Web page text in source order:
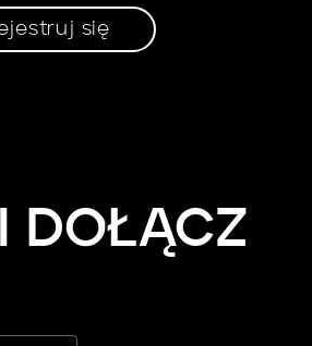
się
DOŁĄCZ